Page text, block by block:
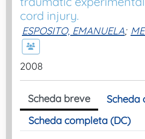
cord injury.
ESPOSITO, EMANUELA;
2008
Scheda breve
Scheda
Scheda completa (DC)